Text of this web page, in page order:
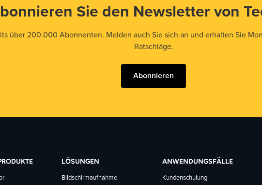
Sie den Newsletter von
über 200.000 Abonnenten. Melden auch Sie sich an und erhalten Sie
Ratschläge.
Abonnieren
LÖSUNGEN
Bildschirmaufnahme
ANWENDUNGSFÄLLE
Kundenschulung